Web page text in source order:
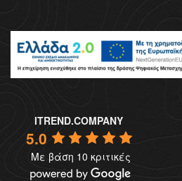
ITREND.COMPANY
5.0
Με βάση 10 κριτικές